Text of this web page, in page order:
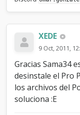
XEDE
9 Oct, 2011,
Gracias Sama34
desinstale el Pro
los archivos del
soluciona :E